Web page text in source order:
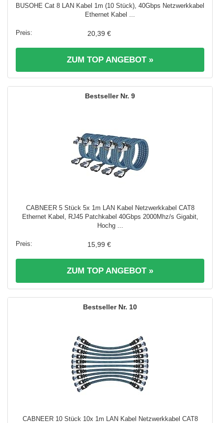
BUSOHE Cat 8 LAN Kabel 1m (10 Stück), 40Gbps Netzwerkkabel
Ethernet Kabel ...
20,39 €
ZUM TOP ANGEBOT »
9
CABNEER 5 Stück 5x 1m LAN Kabel Netzwerkkabel CAT8
Ethernet Kabel, RJ45 Patchkabel 40Gbps 2000Mhz/s Gigabit,
Hochg ...
15,99 €
ZUM TOP ANGEBOT »
10
CABNEER 10 Stück 10x 1m LAN Kabel Netzwerkkabel CAT8